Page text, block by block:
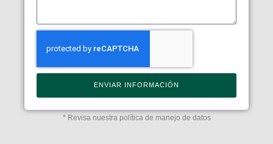
ENVIAR INFORMACIÓN
* Revisa nuestra política de manejo de datos